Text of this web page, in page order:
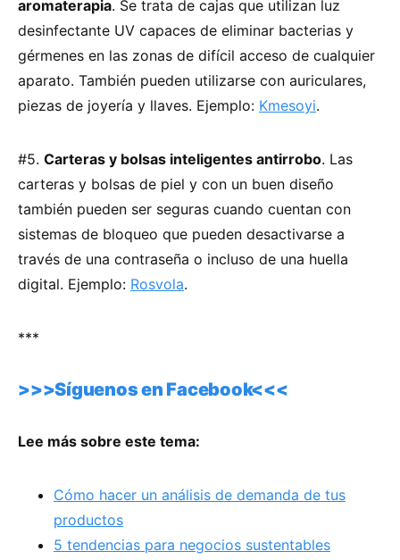
aromaterapia. Se trata de cajas que utilizan luz
desinfectante UV capaces de eliminar bacterias y
gérmenes en las zonas de difícil acceso de cualquier
aparato. También pueden utilizarse con auriculares,
piezas de joyería y llaves. Ejemplo: Kmesoyi.
#5. Carteras y bolsas inteligentes antirrobo. Las
carteras y bolsas de piel y con un buen diseño
también pueden ser seguras cuando cuentan con
sistemas de bloqueo que pueden desactivarse a
través de una contraseña o incluso de una huella
digital. Ejemplo: Rosvola.
***
>>>Síguenos en Facebook<<<
Lee más sobre este tema:
Cómo hacer un análisis de demanda de tus
productos
5 tendencias para negocios sustentables